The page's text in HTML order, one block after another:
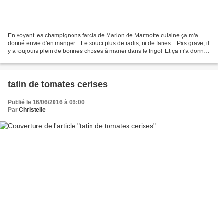
En voyant les champignons farcis de Marion de Marmotte cuisine ça m'a
donné envie d'en manger... Le souci plus de radis, ni de fanes... Pas grave, il
y a toujours plein de bonnes choses à marier dans le frigo!! Et ça m'a donné
tatin de tomates cerises
Publié le 16/06/2016 à 06:00
Par Christelle